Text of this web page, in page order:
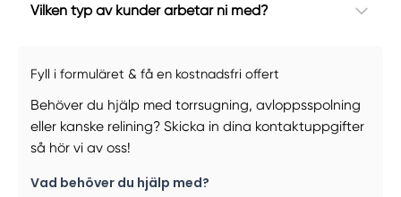
Vilken typ av kunder arbetar ni med?
Fyll i formuläret & få en kostnadsfri offert
Behöver du hjälp med torrsugning, avloppsspolning
eller kanske relining? Skicka in dina kontaktuppgifter
så hör vi av oss!
Vad behöver du hjälp med?